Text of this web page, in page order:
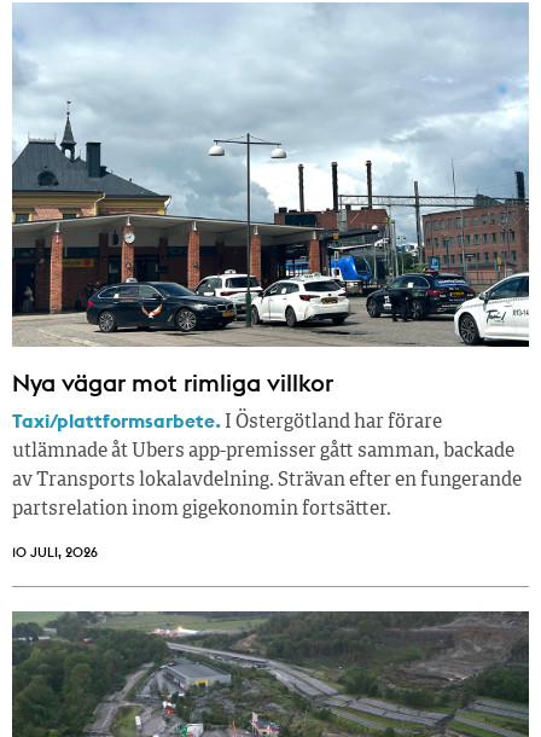
Nya vägar mot rimliga villkor
Taxi/plattformsarbete. I Östergötland har förare
utlämnade åt Ubers app-premisser gått samman, backade
av Transports lokalavdelning. Strävan efter en fungerande
partsrelation inom gigekonomin fortsätter.
10 JULI, 2026